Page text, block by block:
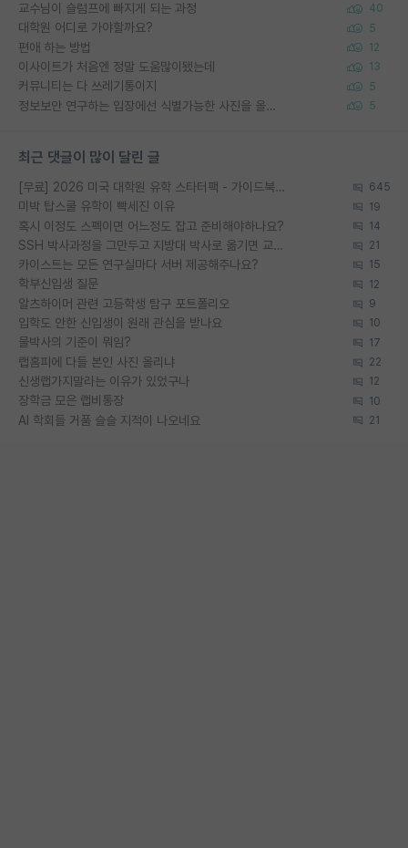
교수님이 슬럼프에 빠지게 되는 과정 40
대학원 어디로 가야할까요? 5
편애 하는 방법 12
이사이트가 처음엔 정말 도움많이됐는데 13
커뮤니티는 다 쓰레기통이지 5
정보보안 연구하는 입장에선 식별가능한 사진을 올리는건 비추이긴함 5
최근 댓글이 많이 달린 글
[무료] 2026 미국 대학원 유학 스타터팩 - 가이드북 & 합격자 컨택메일 템플릿 645
미박 탑스쿨 유학이 빡세진 이유 19
혹시 이정도 스펙이면 어느정도 잡고 준비해야하나요? 14
SSH 박사과정을 그만두고 지방대 박사로 옮기면 교수의 꿈은 끝일까요? 21
카이스트는 모든 연구실마다 서버 제공해주나요? 15
학부신입생 질문 12
알츠하이머 관련 고등학생 탐구 포트폴리오 9
입학도 안한 신입생이 원래 관심을 받나요 10
물박사의 기준이 뭐임? 17
랩홈피에 다들 본인 사진 올리냐 22
신생랩가지말라는 이유가 있었구나 12
장학금 모은 랩비통장 10
AI 학회들 거품 슬슬 지적이 나오네요 21